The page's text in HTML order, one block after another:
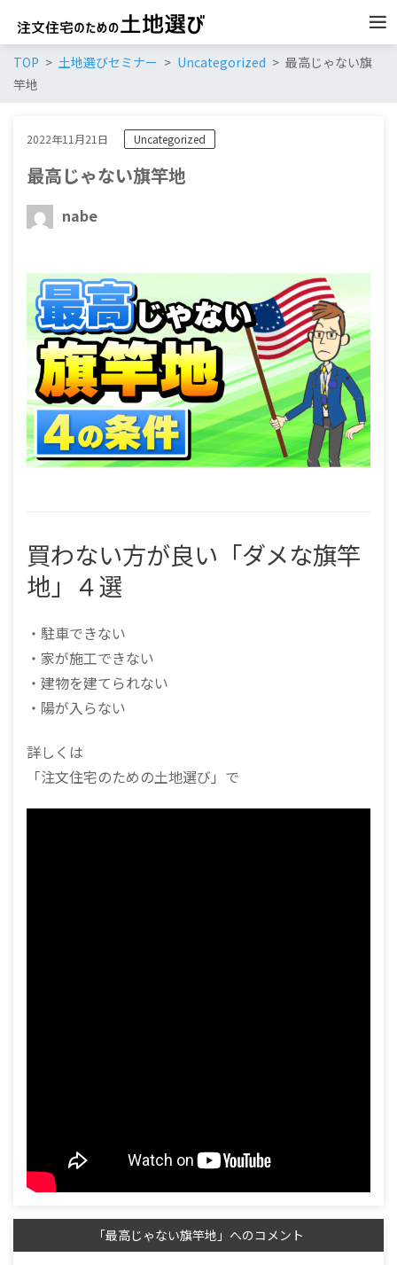
TOP 土地選びセミナー Uncategorized
最高じゃない旗
竿地
2022年11月21日 Uncategorized
最高じゃない旗竿地
nabe
買わない方が良い「ダメな旗竿
地」４選
・駐車できない
・家が施工できない
・建物を建てられない
・陽が入らない
詳しくは
「注文住宅のための土地選び」で
「最高じゃない旗竿地」へのコメント